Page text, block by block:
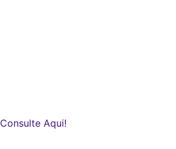
Consulte Aqui!